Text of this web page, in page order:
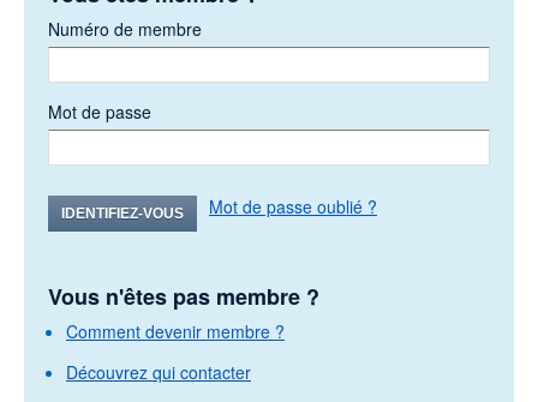
Numéro de membre
Mot de passe
IDENTIFIEZ-VOUS Mot de passe oublié ?
Vous n'êtes pas membre ?
Comment devenir membre ?
Découvrez qui contacter